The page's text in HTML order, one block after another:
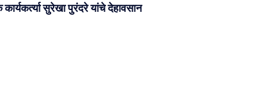
सुरेखा पुरंदरे यांचे देहावसान